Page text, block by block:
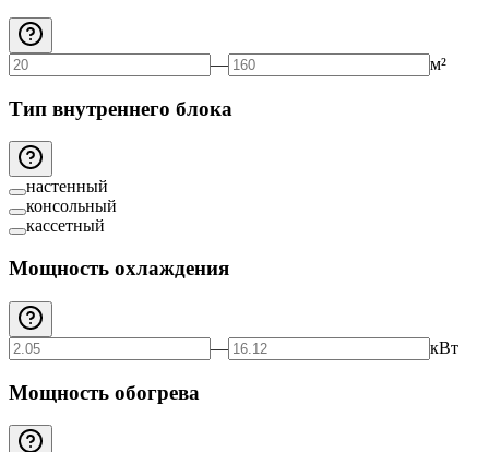
— м²
Тип внутреннего блока
настенный
консольный
кассетный
Мощность охлаждения
— кВт
Мощность обогрева